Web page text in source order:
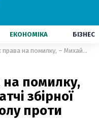
ЕКОНОМІКА БІЗНЕС
У нас немає права на помилку, – Михайлюк про матчі збірної України з баскетболу проти Іспанії
помилку,
збірної
проти